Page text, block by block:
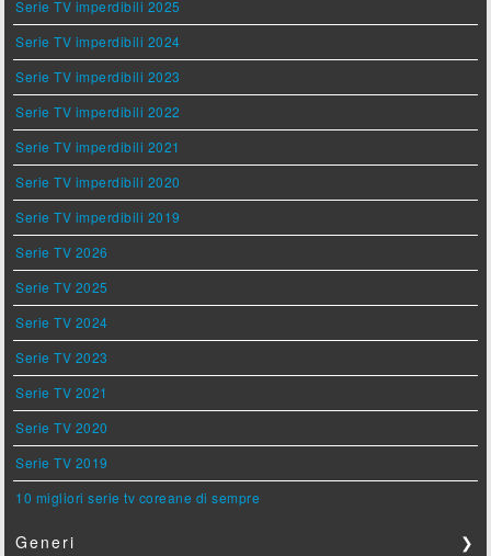
Serie TV imperdibili 2025
Serie TV imperdibili 2024
Serie TV imperdibili 2023
Serie TV imperdibili 2022
Serie TV imperdibili 2021
Serie TV imperdibili 2020
Serie TV imperdibili 2019
Serie TV 2026
Serie TV 2025
Serie TV 2024
Serie TV 2023
Serie TV 2021
Serie TV 2020
Serie TV 2019
10 migliori serie tv coreane di sempre
Generi ❯